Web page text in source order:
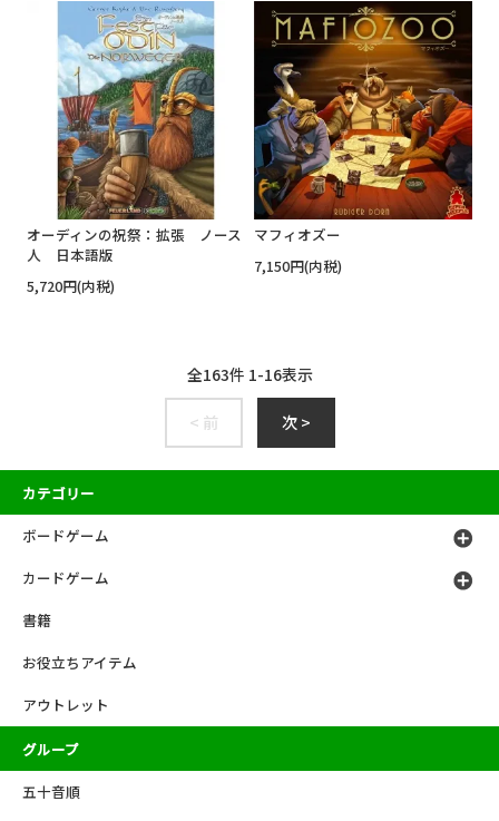
オーディンの祝祭：拡張 ノース
人 日本語版
5,720円(内税)
マフィオズー
7,150円(内税)
全163件 1-16表示
< 前 次 >
カテゴリー
ボードゲーム
カードゲーム
書籍
お役立ちアイテム
アウトレット
グループ
五十音順